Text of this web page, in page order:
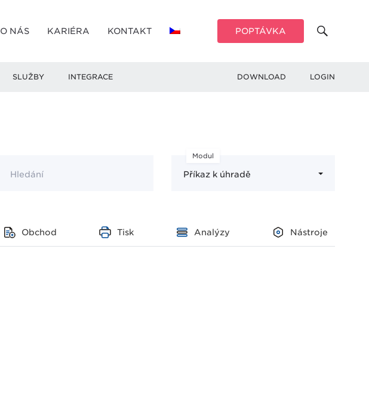
O NÁS KARIÉRA KONTAKT POPTÁVKA
SLUŽBY INTEGRACE LOGIN
DOWNLOAD
Hledání Příkaz k úhradě
Modul
Obchod Tisk Analýzy Nástroje